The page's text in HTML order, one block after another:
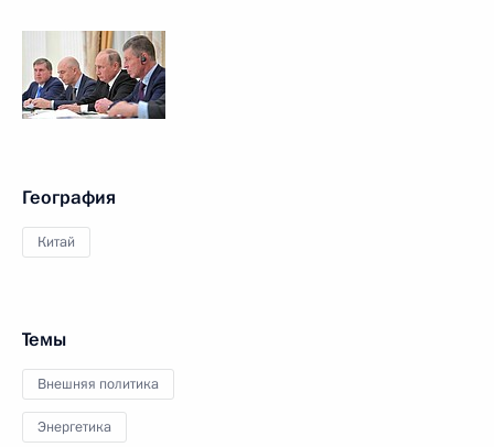
География
Китай
Темы
Внешняя политика
Энергетика